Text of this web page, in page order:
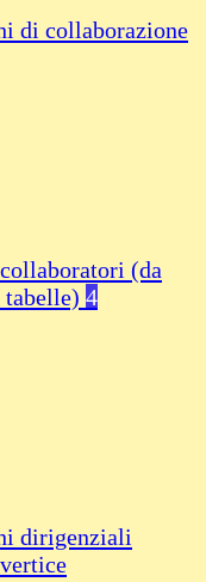
di collaborazione
(da
4
dirigenziali